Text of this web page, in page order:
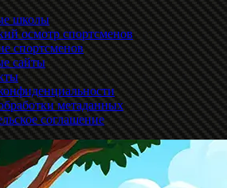
школы
осмотр спортсменов
спортсменов
сайты
метаданных
соглашение